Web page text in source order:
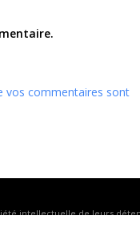
vos commentaires sont
intellectuelle de leurs